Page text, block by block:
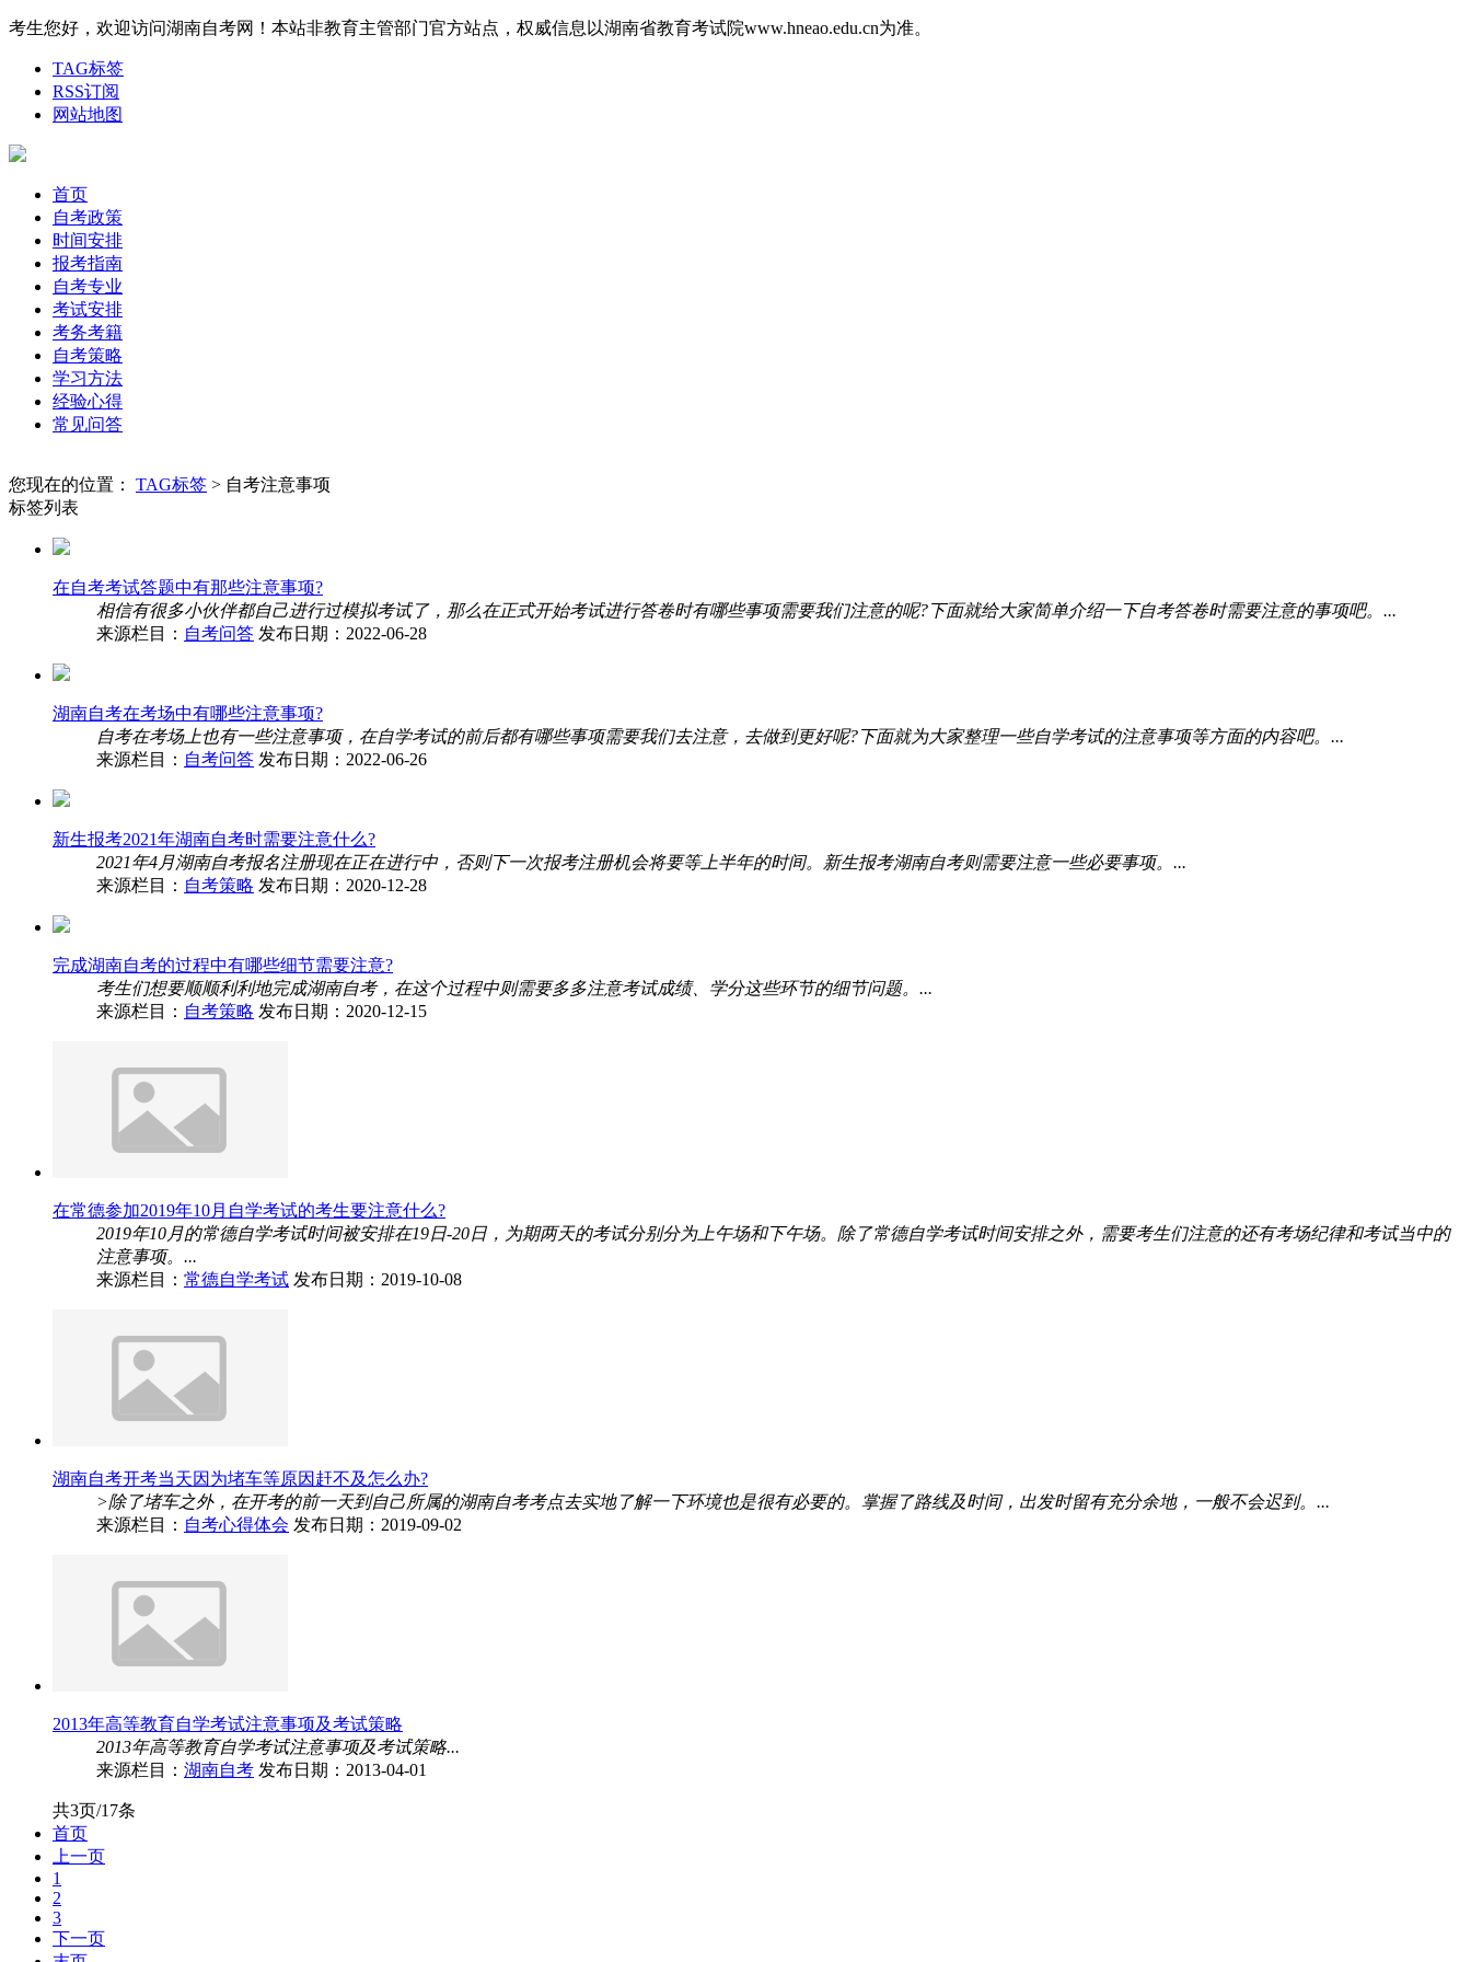
考生您好，欢迎访问湖南自考网！本站非教育主管部门官方站点，权威信息以湖南省教育考试院www.hneao.edu.cn为准。
TAG标签
RSS订阅
网站地图
首页
自考政策
时间安排
报考指南
自考专业
考试安排
考务考籍
自考策略
学习方法
经验心得
常见问答
您现在的位置： TAG标签 > 自考注意事项
标签列表
在自考考试答题中有那些注意事项?
相信有很多小伙伴都自己进行过模拟考试了，那么在正式开始考试进行答卷时有哪些事项需要我们注意的呢?下面就给大家简单介绍一下自考答卷时需要注意的事项吧。...
来源栏目： 自考问答 发布日期：2022-06-28
湖南自考在考场中有哪些注意事项?
自考在考场上也有一些注意事项，在自学考试的前后都有哪些事项需要我们去注意，去做到更好呢?下面就为大家整理一些自学考试的注意事项等方面的内容吧。...
来源栏目： 自考问答 发布日期：2022-06-26
新生报考2021年湖南自考时需要注意什么?
2021年4月湖南自考报名注册现在正在进行中，否则下一次报考注册机会将要等上半年的时间。新生报考湖南自考则需要注意一些必要事项。...
来源栏目： 自考策略 发布日期：2020-12-28
完成湖南自考的过程中有哪些细节需要注意?
考生们想要顺顺利利地完成湖南自考，在这个过程中则需要多多注意考试成绩、学分这些环节的细节问题。...
来源栏目： 自考策略 发布日期：2020-12-15
在常德参加2019年10月自学考试的考生要注意什么?
2019年10月的常德自学考试时间被安排在19日-20日，为期两天的考试分别分为上午场和下午场。除了常德自学考试时间安排之外，需要考生们注意的还有考场纪律和考试当中的
注意事项。...
来源栏目： 常德自学考试 发布日期：2019-10-08
湖南自考开考当天因为堵车等原因赶不及怎么办?
>除了堵车之外，在开考的前一天到自己所属的湖南自考考点去实地了解一下环境也是很有必要的。掌握了路线及时间，出发时留有充分余地，一般不会迟到。...
来源栏目： 自考心得体会 发布日期：2019-09-02
2013年高等教育自学考试注意事项及考试策略
2013年高等教育自学考试注意事项及考试策略...
来源栏目： 湖南自考 发布日期：2013-04-01
共3页/17条
首页
上一页
1
2
3
下一页